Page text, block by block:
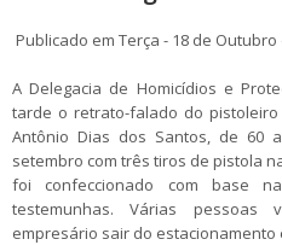
Publicado em Terça - 18 de Outubro
A Delegacia de Homicídios e
tarde o retrato-falado do
Antônio Dias dos Santos, de 60
setembro com três tiros de pistola
foi confeccionado com base
testemunhas. Várias
empresário sair do estacionamento